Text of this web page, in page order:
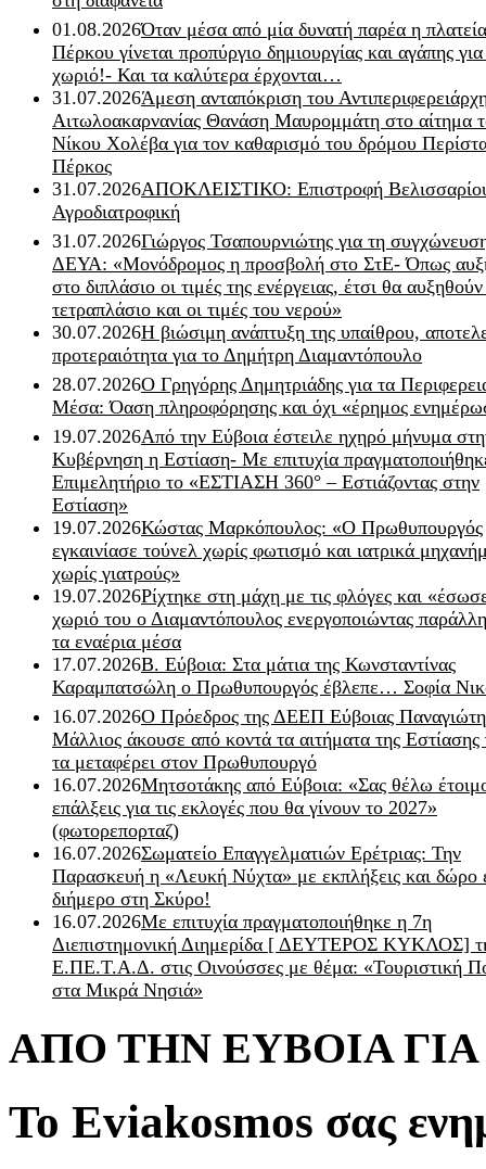
01.08.2026Όταν μέσα από μία δυνατή παρέα η
Πέρκου γίνεται προπύργιο δημιουργίας και αγάπης
χωριό!- Και τα καλύτερα έρχονται…
31.07.2026Άμεση ανταπόκριση του
Αιτωλοακαρνανίας Θανάση Μαυρομμάτη στο αίτημα
Νίκου Χολέβα για τον καθαρισμό του δρόμου
Πέρκος
31.07.2026ΑΠΟΚΛΕΙΣΤΙΚΟ: Επιστροφή
Αγροδιατροφική
31.07.2026Γιώργος Τσαπουρνιώτης για τη
ΔΕΥΑ: «Μονόδρομος η προσβολή στο ΣτΕ- Όπως
στο διπλάσιο οι τιμές της ενέργειας, έτσι θα
τετραπλάσιο και οι τιμές του νερού»
30.07.2026Η βιώσιμη ανάπτυξη της υπαίθρου,
προτεραιότητα για το Δημήτρη Διαμαντόπουλο
28.07.2026Ο Γρηγόρης Δημητριάδης για τα
Μέσα: Όαση πληροφόρησης και όχι «έρημος
19.07.2026Από την Εύβοια έστειλε ηχηρό μήνυμα
Κυβέρνηση η Εστίαση- Με επιτυχία
Επιμελητήριο το «ΕΣΤΙΑΣΗ 360° – Εστιάζοντας στην
Εστίαση»
19.07.2026Κώστας Μαρκόπουλος: «Ο Πρωθυπουργός
εγκαινίασε τούνελ χωρίς φωτισμό και ιατρικά
χωρίς γιατρούς»
19.07.2026Ρίχτηκε στη μάχη με τις φλόγες και
χωριό του ο Διαμαντόπουλος ενεργοποιώντας
τα εναέρια μέσα
17.07.2026Β. Εύβοια: Στα μάτια της Κωνσταντίνας
Καραμπατσώλη ο Πρωθυπουργός έβλεπε… Σοφία
16.07.2026Ο Πρόεδρος της ΔΕΕΠ Εύβοιας
Μάλλιος άκουσε από κοντά τα αιτήματα της Εστίασης
τα μεταφέρει στον Πρωθυπουργό
16.07.2026Μητσοτάκης από Εύβοια: «Σας θέλω
επάλξεις για τις εκλογές που θα γίνουν το 2027»
(φωτορεπορταζ)
16.07.2026Σωματείο Επαγγελματιών Ερέτριας: Την
Παρασκευή η «Λευκή Νύχτα» με εκπλήξεις και δώρο
διήμερο στη Σκύρο!
16.07.2026Με επιτυχία πραγματοποιήθηκε η 7η
Διεπιστημονική Διημερίδα [ ΔEYΤΕΡΟΣ ΚΥΚΛΟΣ]
Ε.ΠΕ.Τ.Α.Δ. στις Οινούσσες με θέμα: «Τουριστική
στα Μικρά Νησιά»
ΑΠΟ ΤΗΝ ΕΥΒΟΙΑ
Το Eviakosmos σας